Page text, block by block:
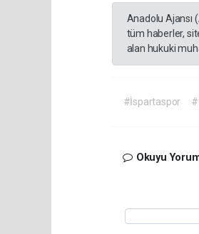
Anadolu Ajansı
tüm haberler,
alan hukuki
#İspartaspor
Okuyu